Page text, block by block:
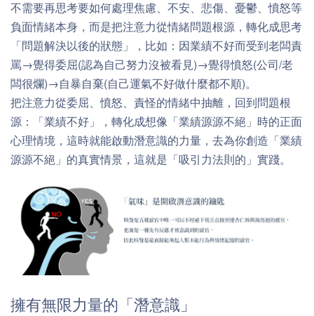
不需要再思考要如何處理焦慮、不安、悲傷、憂鬱、憤怒等
負面情緒本身，而是把注意力從情緒問題根源，轉化成思考
「問題解決以後的狀態」，比如：因業績不好而受到老闆責
罵→覺得委屈(認為自己努力沒被看見)→覺得憤怒(公司/老
闆很爛)→自暴自棄(自己運氣不好做什麼都不順)。
把注意力從委屈、憤怒、責怪的情緒中抽離，回到問題根
源：「業績不好」，轉化成想像「業績源源不絕」時的正面
心理情境，這時就能啟動潛意識的力量，去為你創造「業績
源源不絕」的真實情景，這就是「吸引力法則的」實踐。
擁有無限力量的「潛意識」